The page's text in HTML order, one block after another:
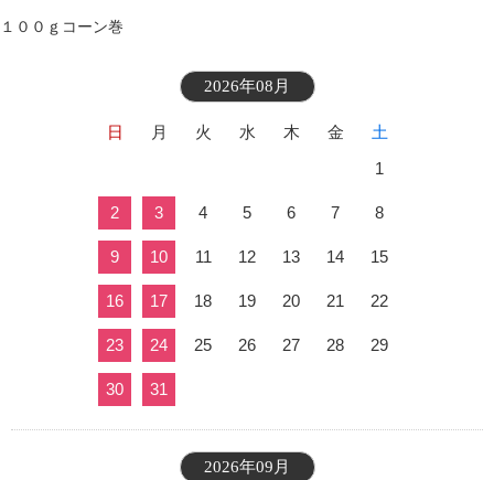
１００ｇコーン巻
2026年08月
日 月 火 水 木 金
土
1
2 3 4 5 6 7 8
9 10 11 12 13 14 15
16 17 18 19 20 21 22
23 24 25 26 27 28 29
30 31
2026年09月